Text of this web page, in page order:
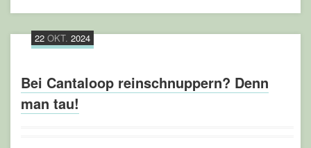
22 OKT. 2024
Bei Cantaloop reinschnuppern? Denn
man tau!